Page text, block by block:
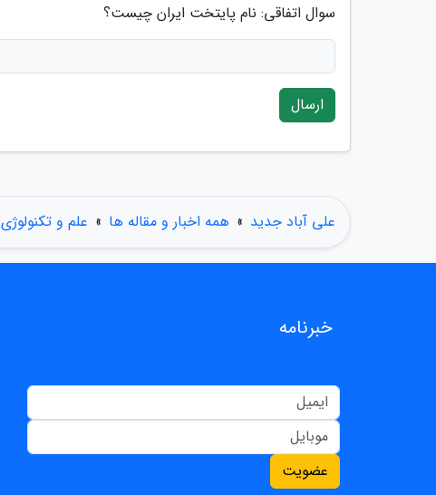
سوال اتفاقی: نام پایتخت ایران چیست؟
ارسال
علی آباد جدید » همه اخبار و مقاله ها » علم و تکنولوژی
خبرنامه
عضویت